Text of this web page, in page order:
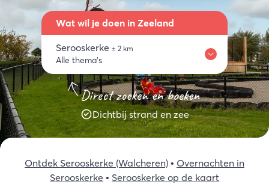
Wat wil je doen in Zeeland
Serooskerke ± 2 km
Alle thema's
Overnachten
Eten & drinken
Activiteiten
Winkelen
Waar
Serooskerke
Kies een thema
Alle thema's
Zoek
Direct zoeken en boeken
Dichtbij strand en zee
Ontdek Serooskerke (Walcheren) • Overnachten in
Serooskerke • Serooskerke op de kaart